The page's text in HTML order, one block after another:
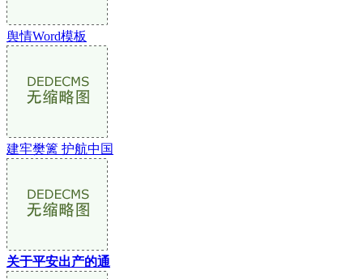
舆情Word模板
建牢樊篱 护航中国
关于平安出产的通